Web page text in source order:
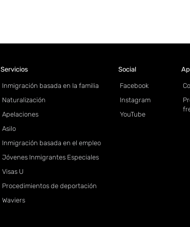
Servicios
Inmigración basada en la familia
Naturalización
Apelaciones
Asilo
Inmigración basada en el empleo
Jóvenes Inmigrantes Especiales
Visas U
Procedimientos de deportación
Waviers
Social
Facebook
Instagram
YouTube